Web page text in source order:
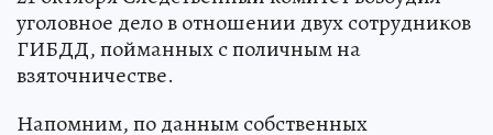
уголовное дело в отношении двух сотрудников
ГИБДД, пойманных с поличным на
взяточничестве.
Напомним, по данным собственных